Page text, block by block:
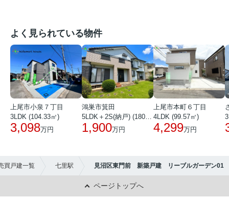
よく見られている物件
上尾市小泉７丁目
3LDK (104.33㎡)
3,098万円
鴻巣市箕田
1,900万円
上尾市本町６丁目
4LDK (99.57㎡)
4,299万円
買戸建一覧 七里駅 見沼区東門前 新築戸建 リーブルガーデン01
ページトップへ